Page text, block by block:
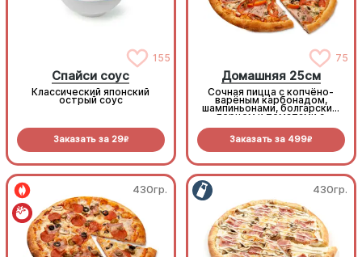
155
Спайси соус
Классический японский
острый соус
Заказать за 29R
75
Домашняя 25см
Сочная пицца с копчёно-
варёным карбонадом,
шампиньонами, болгарским
перцем и томатами с
Заказать за 499R
430гр. 430гр.